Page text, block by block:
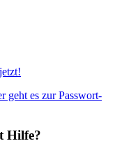
geht es zur Passwort-
Hilfe?